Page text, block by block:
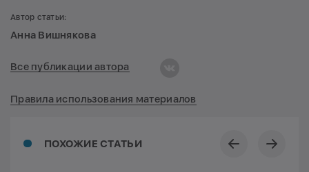
ПОХОЖИЕ СТАТЬИ
Автор статьи:
Анна Вишнякова
Все публикации автора
Правила использования материалов